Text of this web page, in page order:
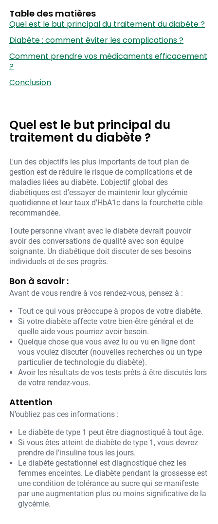
Table des matières
Quel est le but principal du traitement du diabète ?
Diabète : comment éviter les complications ?
Comment prendre vos médicaments efficacement
?
Conclusion
Quel est le but principal du
traitement du diabète ?
L'un des objectifs les plus importants de tout plan de
gestion est de réduire le risque de complications et de
maladies liées au diabète. L'objectif global des
diabétiques est d'essayer de maintenir leur glycémie
quotidienne et leur taux d'HbA1c dans la fourchette cible
recommandée.
Toute personne vivant avec le diabète devrait pouvoir
avoir des conversations de qualité avec son équipe
soignante. Un diabétique doit discuter de ses besoins
individuels et de ses progrès.
Bon à savoir :
Avant de vous rendre à vos rendez-vous, pensez à :
Tout ce qui vous préoccupe à propos de votre diabète.
Si votre diabète affecte votre bien-être général et de
quelle aide vous pourriez avoir besoin.
Quelque chose que vous avez lu ou vu en ligne dont
vous voulez discuter (nouvelles recherches ou un type
particulier de technologie du diabète).
Avoir les résultats de vos tests prêts à être discutés lors
de votre rendez-vous.
Attention
N’oubliez pas ces informations :
Le diabète de type 1 peut être diagnostiqué à tout âge.
Si vous êtes atteint de diabète de type 1, vous devrez
prendre de l'insuline tous les jours.
Le diabète gestationnel est diagnostiqué chez les
femmes enceintes. Le diabète pendant la grossesse est
une condition de tolérance au sucre qui se manifeste
par une augmentation plus ou moins significative de la
glycémie.